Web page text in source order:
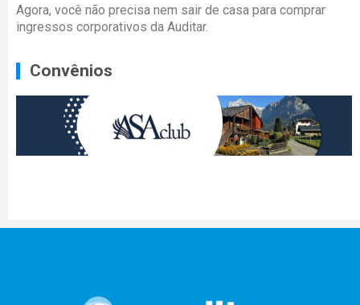
Agora, você não precisa nem sair de casa para comprar
ingressos corporativos da Auditar.
Convênios